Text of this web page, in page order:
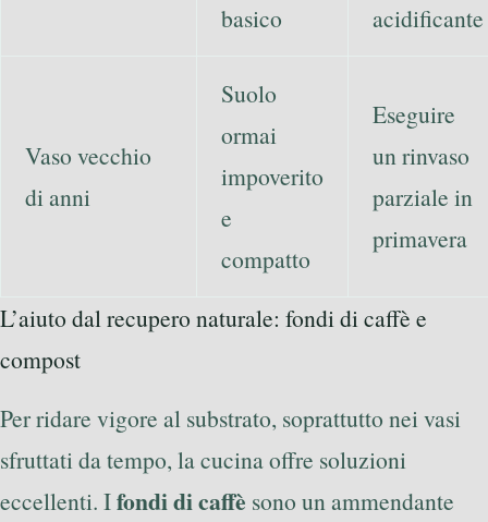
basico
acidificante
Vaso vecchio
di anni
Suolo
ormai
impoverito
e
compatto
Eseguire
un rinvaso
parziale in
primavera
L’aiuto dal recupero naturale: fondi di caffè e
compost
Per ridare vigore al substrato, soprattutto nei vasi
sfruttati da tempo, la cucina offre soluzioni
eccellenti. Ifondi di caffè sono un ammendante